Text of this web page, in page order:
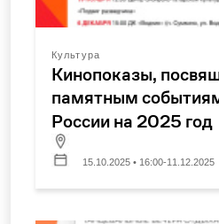
Культура
Кинопоказы,
памятным
России на 2025 год
15.10.2025 • 16:00-11.12.2025